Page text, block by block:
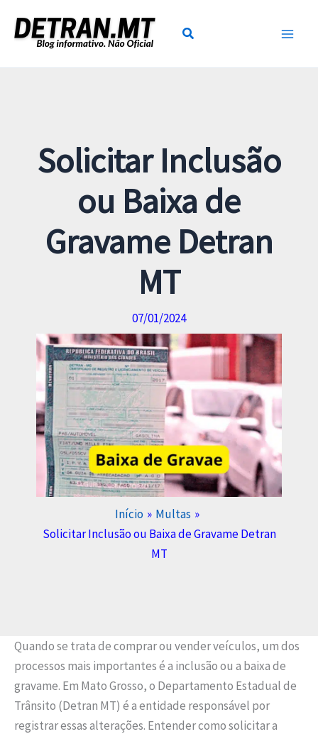
para
conteúdo
Solicitar Inclusão
ou Baixa de
Gravame Detran
MT
07/01/2024
Início
Multas
Solicitar Inclusão ou Baixa de Gravame Detran
MT
Quando se trata de comprar ou vender veículos, um dos
processos mais importantes é a inclusão ou a baixa de
gravame. Em Mato Grosso, o Departamento Estadual de
Trânsito (Detran MT) é a entidade responsável por
registrar essas alterações. Entender como solicitar a